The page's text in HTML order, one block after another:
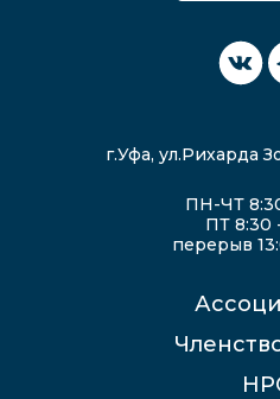
г.Уфа, ул.Рихарда
ПН-ЧТ
ПТ 8:30
перерыв